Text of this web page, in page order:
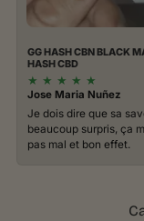
GG HASH CBN BLACK
HASH CBD
★ ★ ★ ★ ★
Jose Maria Nuñez
Je dois dire que sa
beaucoup surpris, ça
pas mal et bon effet.